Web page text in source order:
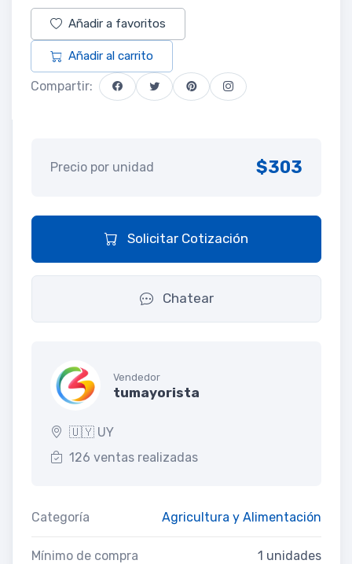
Añadir a favoritos
Añadir al carrito
Compartir:
Precio por unidad $303
Solicitar Cotización
Chatear
Vendedor
tumayorista
🇺🇾 UY
126 ventas realizadas
Categoría Agricultura y Alimentación
Mínimo de compra 1 unidades